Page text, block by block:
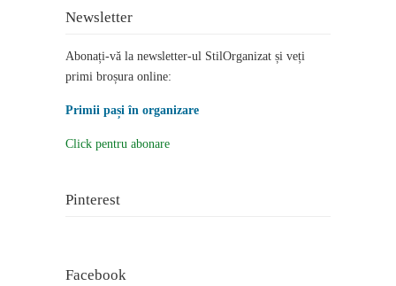
Newsletter
Abonați-vă la newsletter-ul StilOrganizat și veți
primi broșura online:
Primii pași în organizare
Click pentru abonare
Pinterest
Facebook